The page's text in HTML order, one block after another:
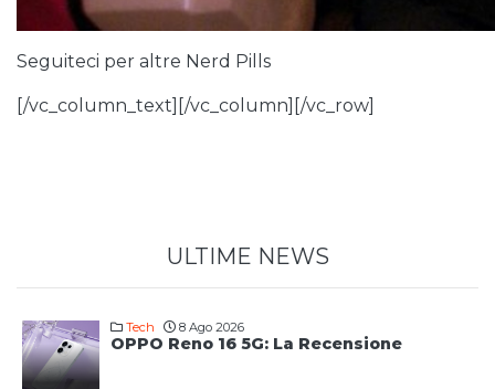
Seguiteci per altre Nerd Pills
[/vc_column_text][/vc_column][/vc_row]
ULTIME NEWS
Tech 8 Ago 2026
OPPO Reno 16 5G: La Recensione